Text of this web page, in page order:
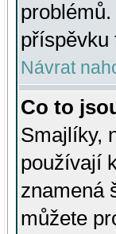
příspěvku
Návrat
Co to
Smajlíky,
používají
znamená
můžete